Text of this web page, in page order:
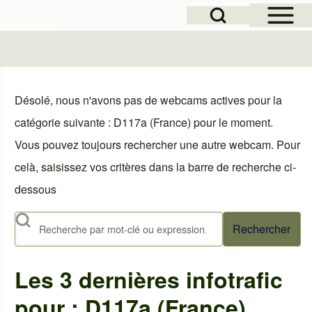
Open Sidebar
Open Search Block
Désolé, nous n'avons pas de webcams actives pour la
catégorie suivante : D117a (France) pour le moment.
Vous pouvez toujours rechercher une autre webcam. Pour
celà, saisissez vos critères dans la barre de recherche ci-
dessous
Rechercher
Les 3 dernières infotrafic